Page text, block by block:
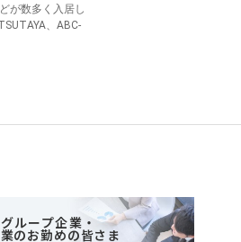
が数多く入居し
、ABC-
ループ企業・
のお勤めの皆さま